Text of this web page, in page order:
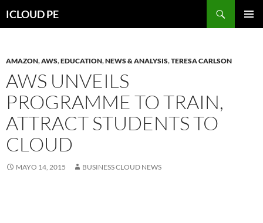
hacia
ICLOUD PE
AMAZON,AWS,EDUCATION,NEWS & ANALYSIS,TERESA CARLSON
AWS UNVEILS
PROGRAMME TO TRAIN,
ATTRACT STUDENTS TO
CLOUD
MAYO 14, 2015 BUSINESS CLOUD NEWS